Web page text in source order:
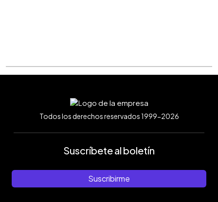
Todos los derechos reservados 1999-2026
Suscríbete al boletín
Suscribirme